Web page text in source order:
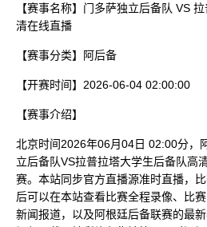
【赛事名称】 门多萨独立后备队 VS
清在线直播
【赛事分类】 阿后备
【开赛时间】 2026-06-04 02:00:00
【赛事介绍】
北京时间2026年06月04日 02:00分，
立后备队VS拉普拉塔大学生后备队高
赛。本站同步官方直播源准时直播，
后可以在本站查看比赛全程录像、比
新闻报道，以及阿根廷后备联赛的最